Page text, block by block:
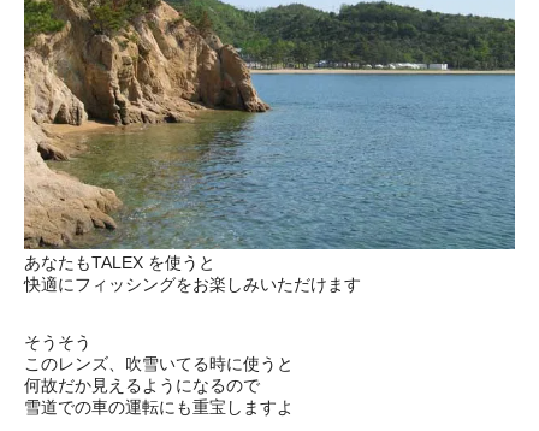
あなたもTALEX を使うと
快適にフィッシングをお楽しみいただけます
そうそう
このレンズ、吹雪いてる時に使うと
何故だか見えるようになるので
雪道での車の運転にも重宝しますよ